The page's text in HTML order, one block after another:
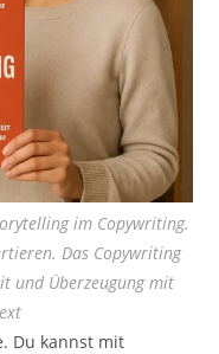
im Copywriting.
Das Copywriting
und Überzeugung mit
Du kannst mit